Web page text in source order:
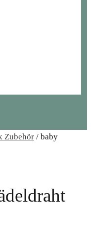
Zubehör / baby